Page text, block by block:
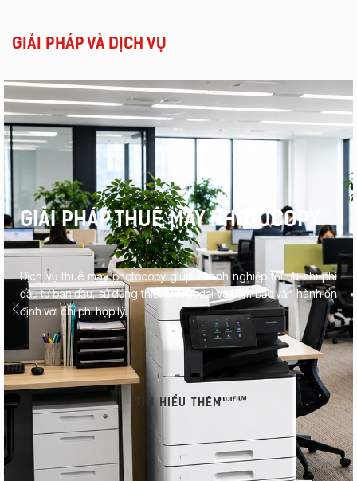
GIẢI PHÁP VÀ DỊCH VỤ
GIẢI PHÁP THUÊ MÁY PHOTOCOPY
Dịch vụ thuê máy photocopy giúp doanh nghiệp tối ưu chi phí
đầu tư ban đầu, sử dụng thiết bị hiện đại và đảm bảo vận hành ổn
định với chi phí hợp lý.
TÌM HIỂU THÊM